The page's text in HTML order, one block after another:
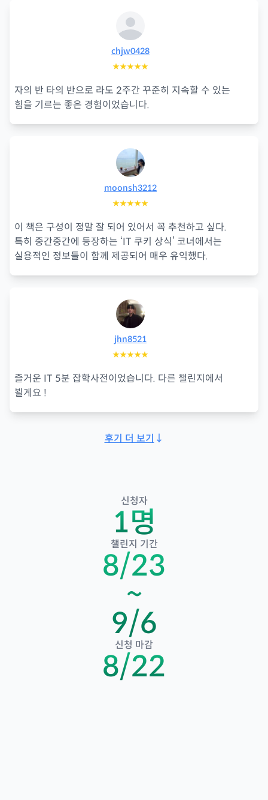
chjw0428
★★★★★
자의 반 타의 반으로 라도 2주간 꾸준히 지속할 수 있는
힘을 기르는 좋은 경험이었습니다.
moonsh3212
★★★★★
이 책은 구성이 정말 잘 되어 있어서 꼭 추천하고 싶다.
특히 중간중간에 등장하는 ‘IT 쿠키 상식’ 코너에서는
실용적인 정보들이 함께 제공되어 매우 유익했다.
jhn8521
★★★★★
즐거운 IT 5분 잡학사전이었습니다. 다른 챌린지에서
뵐게요 !
후기 더 보기 ↓
신청자
1명
챌린지 기간
8/23
~
9/6
신청 마감
8/22